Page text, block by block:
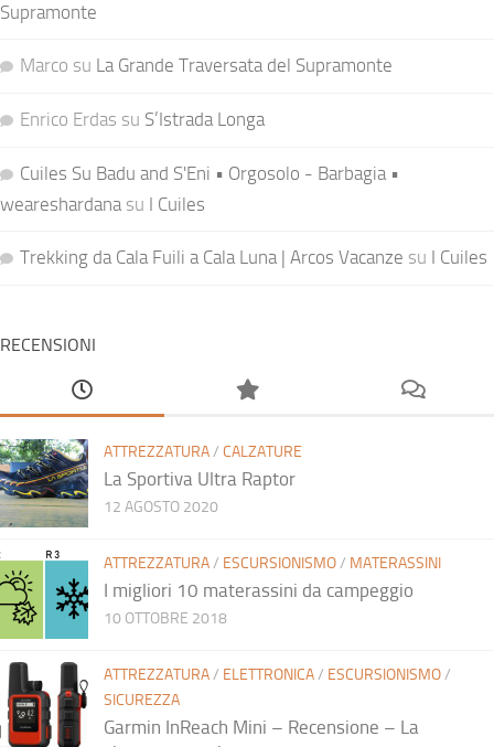
Supramonte
Marco su La Grande Traversata del Supramonte
Enrico Erdas su S’Istrada Longa
Cuiles Su Badu and S'Eni • Orgosolo - Barbagia •
weareshardanasu I Cuiles
Trekking da Cala Fuili a Cala Luna | Arcos Vacanze su I Cuiles
RECENSIONI
ATTREZZATURA/ CALZATURE
La Sportiva Ultra Raptor
12 AGOSTO 2020
ATTREZZATURA/ ESCURSIONISMO/ MATERASSINI
I migliori 10 materassini da campeggio
10 OTTOBRE 2018
ATTREZZATURA/ ELETTRONICA/ ESCURSIONISMO/
SICUREZZA
Garmin InReach Mini – Recensione – La